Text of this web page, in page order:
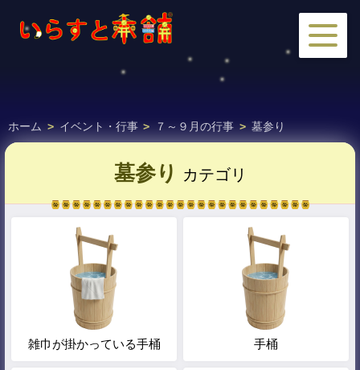
ホーム > イベント・行事 > ７～９月の行事 > 墓参り
墓参り カテゴリ
雑巾が掛かっている手桶 手桶